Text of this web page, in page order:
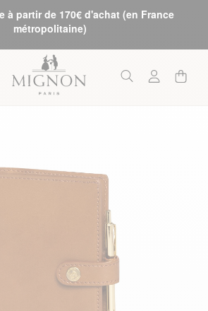
à partir de 170€ d'achat (en France
métropolitaine)